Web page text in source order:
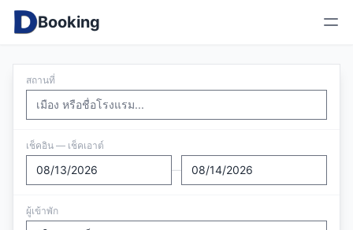
Booking
สถานที่
เช็คอิน — เช็คเอาต์
—
ผู้เข้าพัก